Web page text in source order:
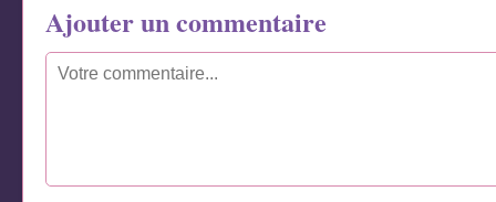
Ajouter un commentaire